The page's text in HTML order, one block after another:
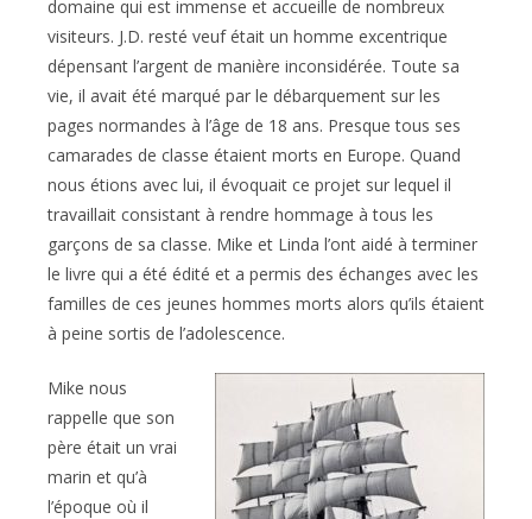
domaine qui est immense et accueille de nombreux
visiteurs. J.D. resté veuf était un homme excentrique
dépensant l’argent de manière inconsidérée. Toute sa
vie, il avait été marqué par le débarquement sur les
pages normandes à l’âge de 18 ans. Presque tous ses
camarades de classe étaient morts en Europe. Quand
nous étions avec lui, il évoquait ce projet sur lequel il
travaillait consistant à rendre hommage à tous les
garçons de sa classe. Mike et Linda l’ont aidé à terminer
le livre qui a été édité et a permis des échanges avec les
familles de ces jeunes hommes morts alors qu’ils étaient
à peine sortis de l’adolescence.
Mike nous
rappelle que son
père était un vrai
marin et qu’à
l’époque où il